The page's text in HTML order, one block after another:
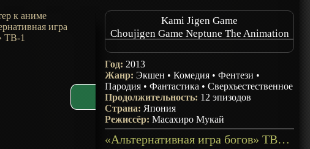
Kami Jigen Game
Choujigen Game Neptune The Animation
Hyperdimension Neptunia Victory
Год: 2013
Жанр: Экшен •Комедия •Фентези •
Пародия •Фантастика •Сверхъестественное
Продолжительность: 12 эпизодов
Страна: Япония
Режиссёр:Масахиро Мукай
«Альтернативная игра богов» ТВ-1 - описание